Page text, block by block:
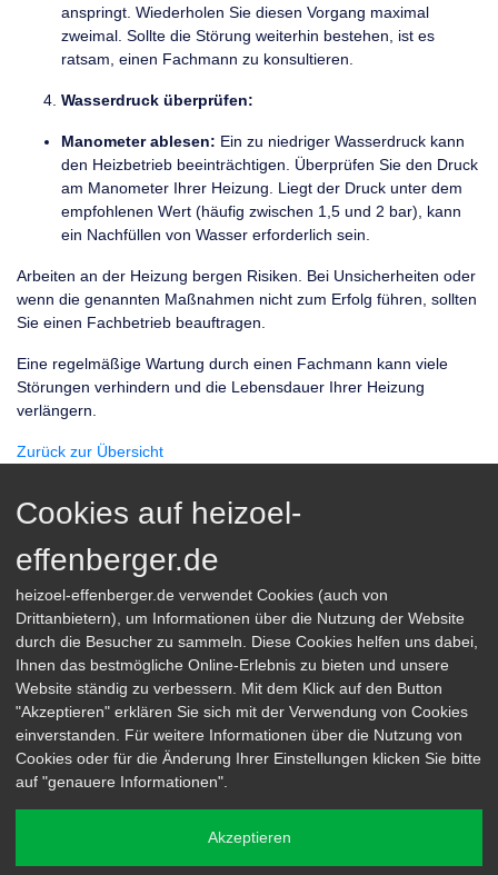
anspringt. Wiederholen Sie diesen Vorgang maximal
zweimal. Sollte die Störung weiterhin bestehen, ist es
ratsam, einen Fachmann zu konsultieren.
Wasserdruck überprüfen:
Manometer ablesen: Ein zu niedriger Wasserdruck kann
den Heizbetrieb beeinträchtigen. Überprüfen Sie den Druck
am Manometer Ihrer Heizung. Liegt der Druck unter dem
empfohlenen Wert (häufig zwischen 1,5 und 2 bar), kann
ein Nachfüllen von Wasser erforderlich sein.
Arbeiten an der Heizung bergen Risiken. Bei Unsicherheiten oder
wenn die genannten Maßnahmen nicht zum Erfolg führen, sollten
Sie einen Fachbetrieb beauftragen.
Eine regelmäßige Wartung durch einen Fachmann kann viele
Störungen verhindern und die Lebensdauer Ihrer Heizung
verlängern.
Zurück zur Übersicht
Effenberger GmbH
Grünbergallee 270
12526 Berlin
Tel.: +49 (0) 30 / 676 74 51
Fax: +49 (0) 30 / 676 89 703
mineraloel-effenberger@t-online.de
Impressum AGB Datenschutz
Cookies auf heizoel-
effenberger.de
heizoel-effenberger.de verwendet Cookies (auch von
Drittanbietern), um Informationen über die Nutzung der Website
durch die Besucher zu sammeln. Diese Cookies helfen uns dabei,
Ihnen das bestmögliche Online-Erlebnis zu bieten und unsere
Website ständig zu verbessern. Mit dem Klick auf den Button
"Akzeptieren" erklären Sie sich mit der Verwendung von Cookies
einverstanden. Für weitere Informationen über die Nutzung von
Cookies oder für die Änderung Ihrer Einstellungen klicken Sie bitte
auf "genauere Informationen".
Akzeptieren